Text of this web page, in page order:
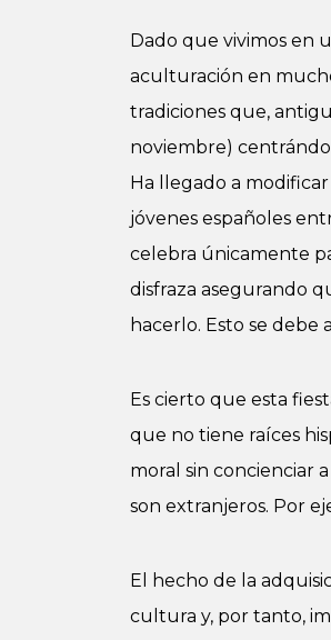
Dado que vivimos en
aculturación en
tradiciones que,
noviembre)
Ha llegado a
jóvenes españoles
celebra únicamente
disfraza asegurando
hacerlo. Esto se debe
Es cierto que esta
que no tiene raíces
moral sin concienciar
son extranjeros. Por
El hecho de la
cultura y, por tanto,